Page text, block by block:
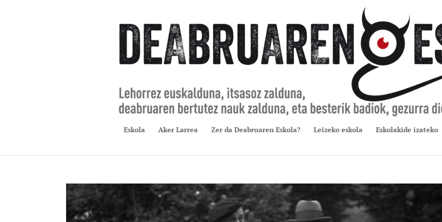
Eskola Aker Larrea Zer da Deabruaren Eskola? Leizeko eskola Eskolakide izateko